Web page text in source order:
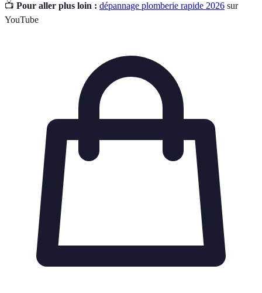
📺 Pour aller plus loin : dépannage plomberie rapide 2026 sur
YouTube